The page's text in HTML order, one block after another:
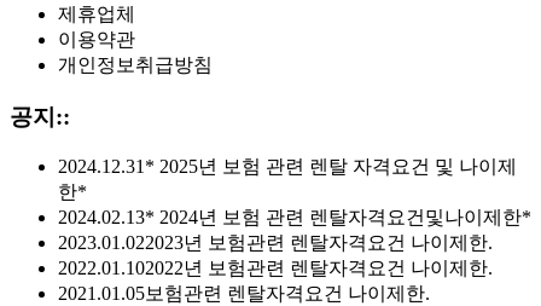
제휴업체
이용약관
개인정보취급방침
공지::
2024.12.31 * 2025년 보험 관련 렌탈 자격요건 및 나이제
한*
2024.02.13* 2024년 보험 관련 렌탈자격요건및나이제한*
2023.01.022023년 보험관련 렌탈자격요건 나이제한.
2022.01.102022년 보험관련 렌탈자격요건 나이제한.
2021.01.05보험관련 렌탈자격요건 나이제한.